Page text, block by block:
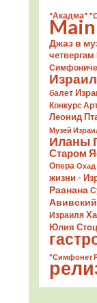
"Акадма"
Main
Джаз в
четвергам
балет
Конкурс
Леонид
Музей
Иланы
Старом
Опера Охад
жизни -
Раанана
Авивский
Израиля
Юлия
"Симфонет